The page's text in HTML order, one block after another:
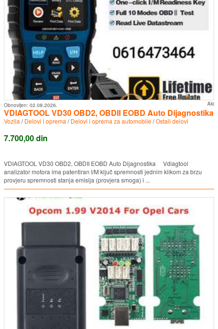
Aki
Obnovljen: 02.08.2026.
VDIAGTOOL VD30 OBD2, OBDII EOBD Auto Dijagnostika
Vozila /Delovi i oprema /Delovi i oprema za automobile/Ostali delovi
7.700,00 din
VDIAGTOOL VD30 OBD2, OBDII EOBD Auto Dijagnostika Vdiagtool
analizator motora ima patentiran I/M ključ spremnosti jednim klikom za brzu
provjeru spremnosti stanja emisija (provjera smoga) i ...